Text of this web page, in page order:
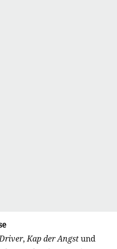
,Kap der Angstund